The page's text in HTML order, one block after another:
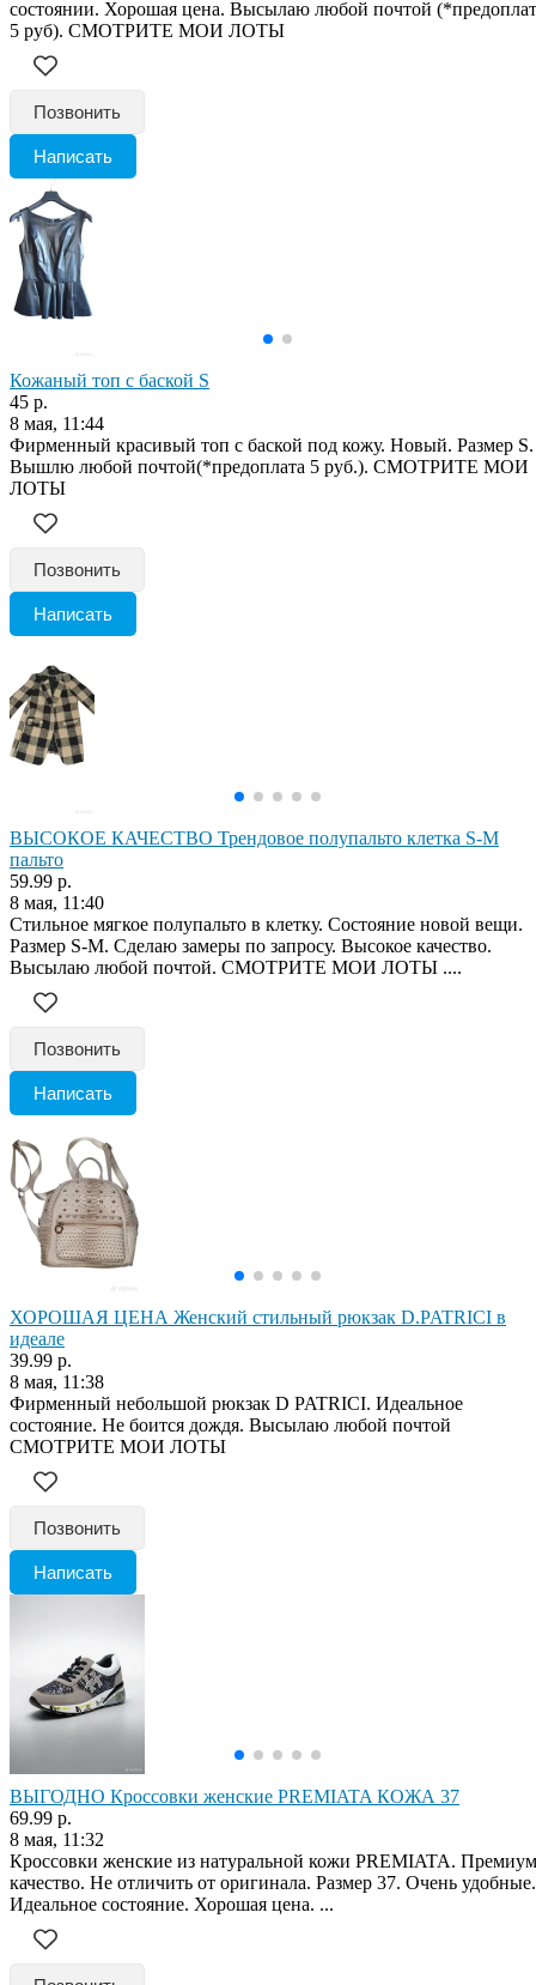
состоянии. Хорошая цена. Высылаю любой почтой
5 руб). СМОТРИТЕ МОИ ЛОТЫ
Позвонить
Написать
Кожаный топ с баской S
45 р.
8 мая, 11:44
Фирменный красивый топ с баской под кожу. Новый. Размер S.
Вышлю любой почтой(*предоплата 5 руб.). СМОТРИТЕ МОИ
ЛОТЫ
Позвонить
Написать
ВЫСОКОЕ КАЧЕСТВО Трендовое полупальто клетка S-M
пальто
59.99 р.
8 мая, 11:40
Стильное мягкое полупальто в клетку. Состояние новой вещи.
Размер S-M. Сделаю замеры по запросу. Высокое качество.
Высылаю любой почтой. СМОТРИТЕ МОИ ЛОТЫ ....
Позвонить
Написать
ХОРОШАЯ ЦЕНА Женский стильный рюкзак D.PATRICI в
идеале
39.99 р.
8 мая, 11:38
Фирменный небольшой рюкзак D PATRICI. Идеальное
состояние. Не боится дождя. Высылаю любой почтой
СМОТРИТЕ МОИ ЛОТЫ
Позвонить
Написать
ВЫГОДНО Кроссовки женские PREMIATA КОЖА 37
69.99 р.
8 мая, 11:32
Кроссовки женские из натуральной кожи PREMIATA. Премиум
качество. Не отличить от оригинала. Размер 37. Очень удобные.
Идеальное состояние. Хорошая цена. ...